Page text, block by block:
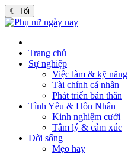
☾ Tối
Trang chủ
Sự nghiệp
Việc làm & kỹ năng
Tài chính cá nhân
Phát triển bản thân
Tình Yêu & Hôn Nhân
Kinh nghiệm cưới
Tâm lý & cảm xúc
Đời sống
Mẹo hay